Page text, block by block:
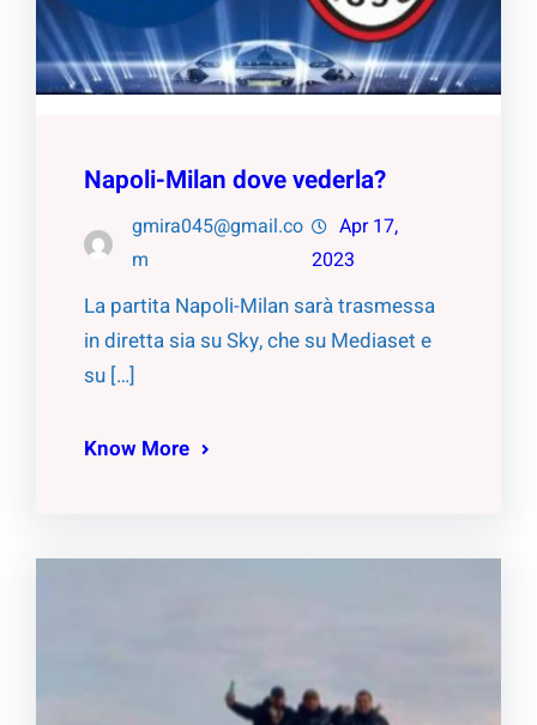
Napoli-Milan dove vederla?
gmira045@gmail.co
m
Apr 17,
2023
La partita Napoli-Milan sarà trasmessa
in diretta sia su Sky, che su Mediaset e
su […]
Know More